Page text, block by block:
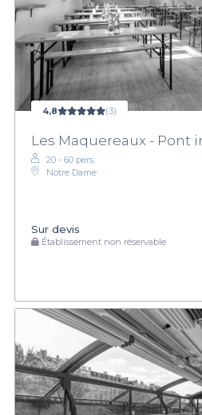
4,8 (3)
Les Maquereaux - Pont
20 - 60 pers.
Notre Dame
Sur devis
Établissement non réservable